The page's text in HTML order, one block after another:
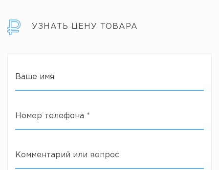
УЗНАТЬ ЦЕНУ ТОВАРА
Ваше имя
Номер телефона *
Комментарий или вопрос